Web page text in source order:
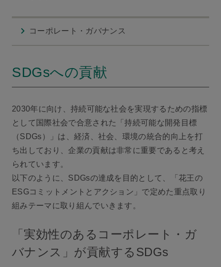
コーポレート・ガバナンス
SDGsへの貢献
2030年に向け、持続可能な社会を実現するための指標
として国際社会で合意された「持続可能な開発目標
（SDGs）」は、経済、社会、環境の統合的向上を打
ち出しており、企業の貢献は非常に重要であると考え
られています。
以下のように、SDGsの達成を目的として、「花王の
ESGコミットメントとアクション」で定めた重点取り
組みテーマに取り組んでいきます。
「実効性のあるコーポレート・ガ
バナンス」が貢献するSDGs